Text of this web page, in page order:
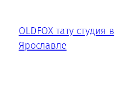
содержимому
OLDFOX тату студия в
Ярославле